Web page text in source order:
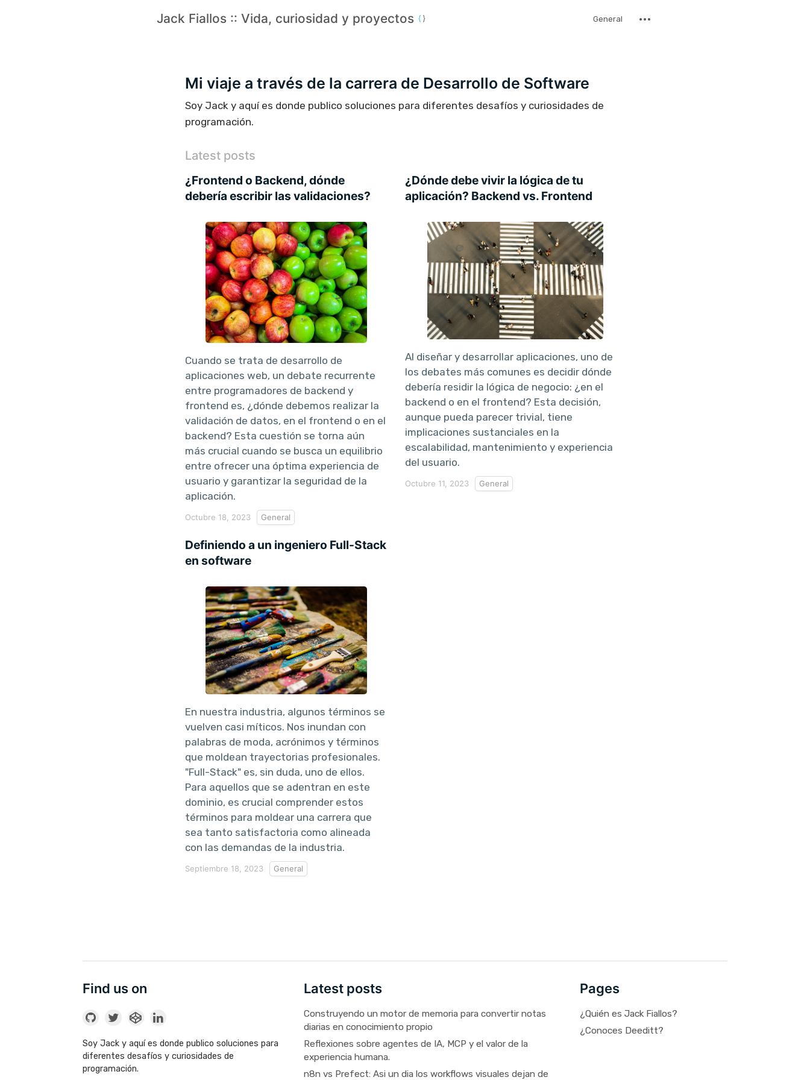
Jack Fiallos :: Vida, curiosidad y proyectos General
Mi viaje a través de la carrera de Desarrollo de Software
Soy Jack y aquí es donde publico soluciones para diferentes desafíos y curiosidades de
programación.
Latest posts
¿Frontend o Backend, dónde
debería escribir las validaciones?
Cuando se trata de desarrollo de
aplicaciones web, un debate recurrente
entre programadores de backend y
frontend es, ¿dónde debemos realizar la
validación de datos, en el frontend o en el
backend? Esta cuestión se torna aún
más crucial cuando se busca un equilibrio
entre ofrecer una óptima experiencia de
usuario y garantizar la seguridad de la
aplicación.
Octubre 18, 2023 General
¿Dónde debe vivir la lógica de tu
aplicación? Backend vs. Frontend
Al diseñar y desarrollar aplicaciones, uno de
los debates más comunes es decidir dónde
debería residir la lógica de negocio: ¿en el
backend o en el frontend? Esta decisión,
aunque pueda parecer trivial, tiene
implicaciones sustanciales en la
escalabilidad, mantenimiento y experiencia
del usuario.
Octubre 11, 2023 General
Definiendo a un ingeniero Full-Stack
en software
En nuestra industria, algunos términos se
vuelven casi míticos. Nos inundan con
palabras de moda, acrónimos y términos
que moldean trayectorias profesionales.
"Full-Stack" es, sin duda, uno de ellos.
Para aquellos que se adentran en este
dominio, es crucial comprender estos
términos para moldear una carrera que
sea tanto satisfactoria como alineada
con las demandas de la industria.
Septiembre 18, 2023 General
Find us on
Soy Jack y aquí es donde publico soluciones para
diferentes desafíos y curiosidades de
programación.
Latest posts
Construyendo un motor de memoria para convertir notas
diarias en conocimiento propio
Reflexiones sobre agentes de IA, MCP y el valor de la
experiencia humana.
n8n vs Prefect: Asi un dia los workflows visuales dejan de
Pages
¿Quién es Jack Fiallos?
¿Conoces Deeditt?